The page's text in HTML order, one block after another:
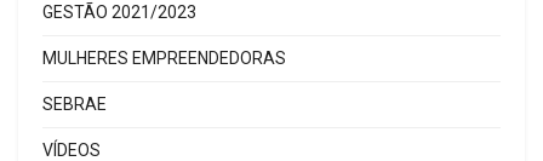
GESTÃO 2021/2023
MULHERES EMPREENDEDORAS
SEBRAE
VÍDEOS